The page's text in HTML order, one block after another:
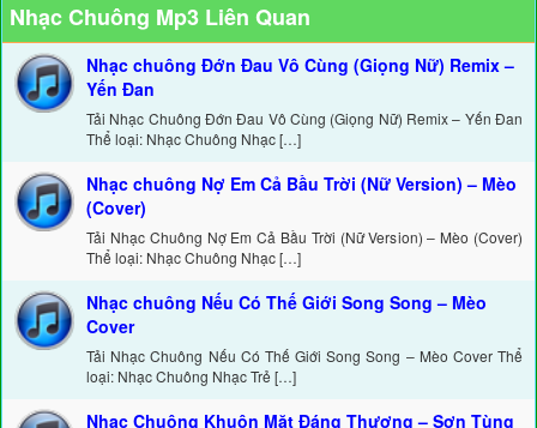
Nhạc Chuông Mp3 Liên Quan
Nhạc chuông Đớn Đau Vô Cùng (Giọng Nữ) Remix –
Yến Đan
Tải Nhạc Chuông Đớn Đau Vô Cùng (Giọng Nữ) Remix – Yến Đan
Thể loại: Nhạc Chuông Nhạc […]
Nhạc chuông Nợ Em Cả Bầu Trời (Nữ Version) – Mèo
(Cover)
Tải Nhạc Chuông Nợ Em Cả Bầu Trời (Nữ Version) – Mèo (Cover)
Thể loại: Nhạc Chuông Nhạc […]
Nhạc chuông Nếu Có Thế Giới Song Song – Mèo
Cover
Tải Nhạc Chuông Nếu Có Thế Giới Song Song – Mèo Cover Thể
loại: Nhạc Chuông Nhạc Trẻ […]
Nhạc Chuông Khuôn Mặt Đáng Thương – Sơn Tùng